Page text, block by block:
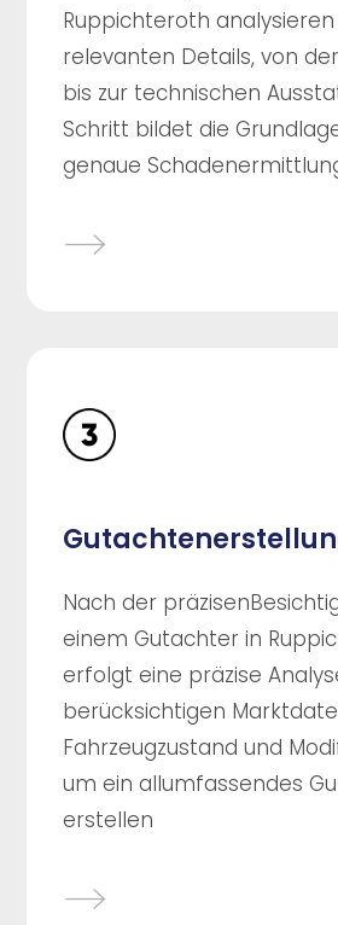
Ruppichteroth
relevanten Details, von
bis zur technischen
Schritt bildet die
genaue
Nach der
einem Gutachter in
erfolgt eine präzise
berücksichtigen
Fahrzeugzustand und
um ein allumfassendes
erstellen